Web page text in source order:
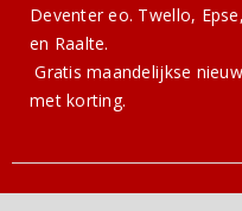
Deventer eo. Twello,
en Raalte.
Gratismaandelijkse
met korting.